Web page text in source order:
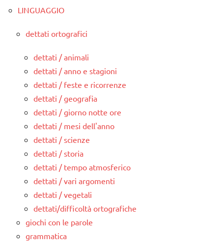
LINGUAGGIO
dettati ortografici
dettati / animali
dettati / anno e stagioni
dettati / feste e ricorrenze
dettati / geografia
dettati / giorno notte ore
dettati / mesi dell'anno
dettati / scienze
dettati / storia
dettati / tempo atmosferico
dettati / vari argomenti
dettati / vegetali
dettati/difficoltà ortografiche
giochi con le parole
grammatica